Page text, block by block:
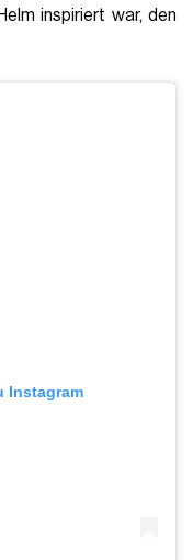
inspiriert war, den
Instagram